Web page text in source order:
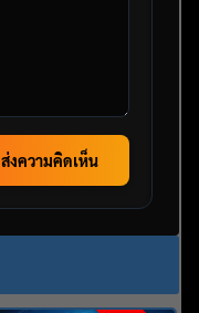
ส่งความคิดเห็น